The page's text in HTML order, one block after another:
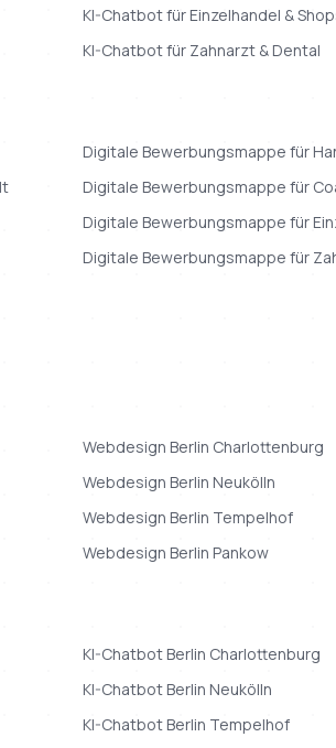
KI-ChatbotfürEinzelhandel &
KI-Chatbotfür Zahnarzt & Dental
Digitale Bewerbungsmappe für
Digitale Bewerbungsmappe für
Digitale Bewerbungsmappe für
Digitale Bewerbungsmappe für
Webdesign Berlin Charlottenburg
Webdesign Berlin Neukölln
Webdesign Berlin Tempelhof
Webdesign Berlin Pankow
KI-ChatbotBerlin Charlottenburg
KI-ChatbotBerlin Neukölln
KI-ChatbotBerlin Tempelhof